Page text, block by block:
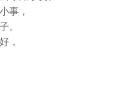
事，
。
，